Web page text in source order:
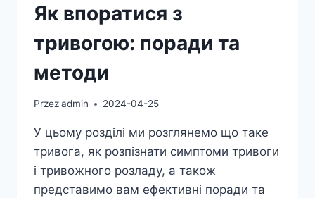
Як впоратися з
тривогою: поради та
методи
Przezadmin 2024-04-25
У цьому розділі ми розглянемо що таке
тривога, як розпізнати симптоми тривоги
і тривожного розладу, а також
представимо вам ефективні поради та